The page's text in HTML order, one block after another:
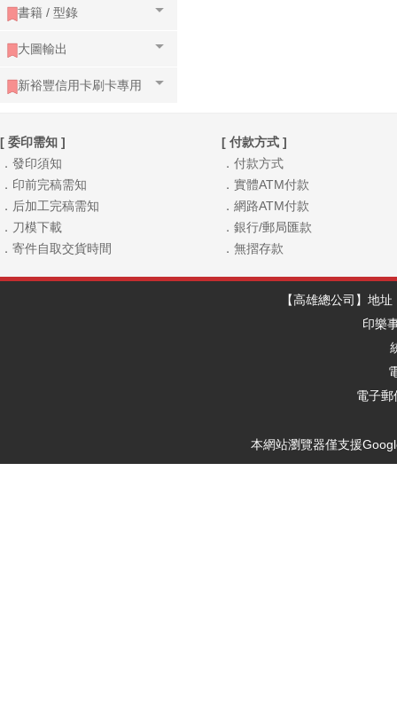
書籍 / 型錄
大圖輸出
新裕豐信用卡刷卡專用
[ 委印需知 ]
．發印須知
．印前完稿需知
．后加工完稿需知
．刀模下載
．寄件自取交貨時間
[ 付款方式 ]
．付款方式
．實體ATM付款
．網路ATM付款
．銀行/郵局匯款
．無摺存款
【高雄總公司】地
印樂
電子
本網站瀏覽器僅支援